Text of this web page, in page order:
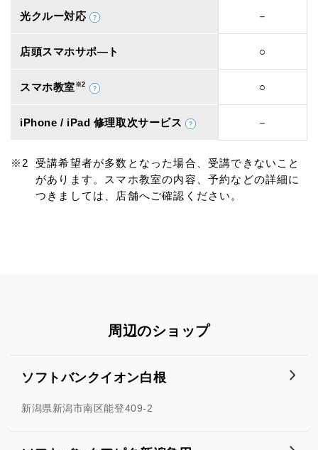
光クルー対応 －
店頭スマホサポ―ト ○
スマホ教室 ※2 ○
iPhone / iPad 修理取次サービス －
受講希望者が多数となった場合、受講できないこと
があります。スマホ教室の内容、予約などの詳細に
つきましては、店舗へご確認ください。
周辺のショップ
ソフトバンクイオン白根
新潟県新潟市南区能登409-2